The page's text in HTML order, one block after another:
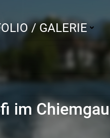
/ GALERIE
im Chiemgau